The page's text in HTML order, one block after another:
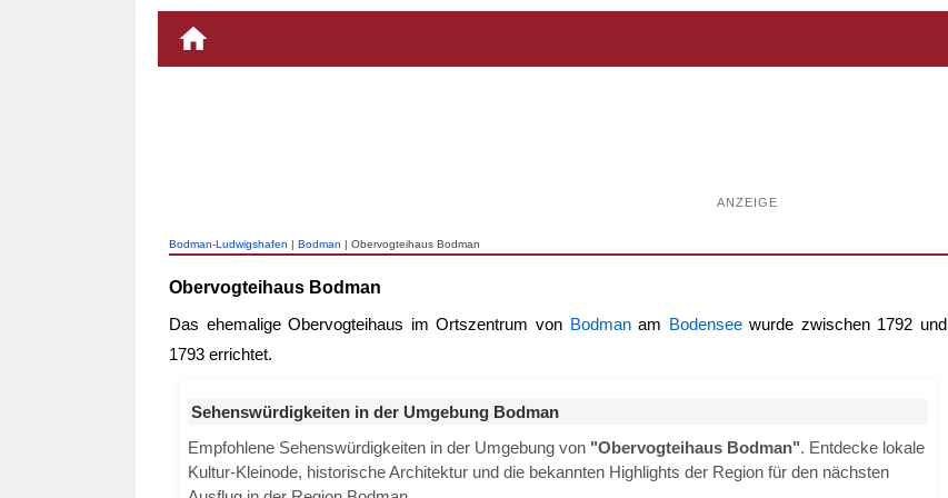
ANZEIGE
Bodman-Ludwigshafen | Bodman | Obervogteihaus Bodman
Obervogteihaus Bodman
Das ehemalige Obervogteihaus im Ortszentrum von Bodmanam Bodenseewurde zwischen 1792 und
1793 errichtet.
Sehenswürdigkeiten in der Umgebung Bodman
Empfohlene Sehenswürdigkeiten in der Umgebung von "Obervogteihaus Bodman". Entdecke lokale
Kultur-Kleinode, historische Architektur und die bekannten Highlights der Region für den nächsten